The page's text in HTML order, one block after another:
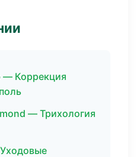
— Коррекция
— Трихология